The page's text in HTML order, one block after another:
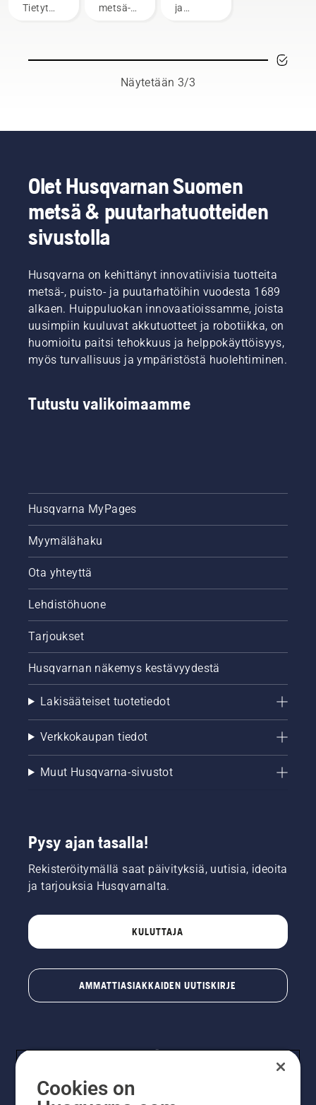
Tietyt
joskus
tarvitsemasi
tehon ja
vääntömomentin
erittäin
tehokkaan
palamisen
metsä-
joukosta
kansainvälisen
tiimimme,
joka
edustaa
tuotteidemme
vaativimpia
ja
trimmerin
nailonsiima
ja
tehokkaasti.
Tällä
lyhyellä
ruohoterää
teroitetaan
ja
huolletaan.
Näytetään 3/3
Olet Husqvarnan Suomen
metsä & puutarhatuotteiden
sivustolla
Husqvarna on kehittänyt innovatiivisia tuotteita
metsä-, puisto- ja puutarhatöihin vuodesta 1689
alkaen. Huippuluokan innovaatioissamme, joista
uusimpiin kuuluvat akkutuotteet ja robotiikka, on
huomioitu paitsi tehokkuus ja helppokäyttöisyys,
myös turvallisuus ja ympäristöstä huolehtiminen.
Tutustu valikoimaamme
Husqvarna MyPages
Myymälähaku
Ota yhteyttä
Lehdistöhuone
Tarjoukset
Husqvarnan näkemys kestävyydestä
Lakisääteiset tuotetiedot
Verkkokaupan tiedot
Muut Husqvarna-sivustot
Pysy ajan tasalla!
Rekisteröitymällä saat päivityksiä, uutisia, ideoita
ja tarjouksia Husqvarnalta.
KULUTTAJA
AMMATTIASIAKKAIDEN UUTISKIRJE
Cookies on